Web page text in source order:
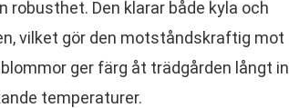
robusthet. Den klarar både kyla och
vilket gör den motståndskraftig mot
ger färg åt trädgården långt in
temperaturer.